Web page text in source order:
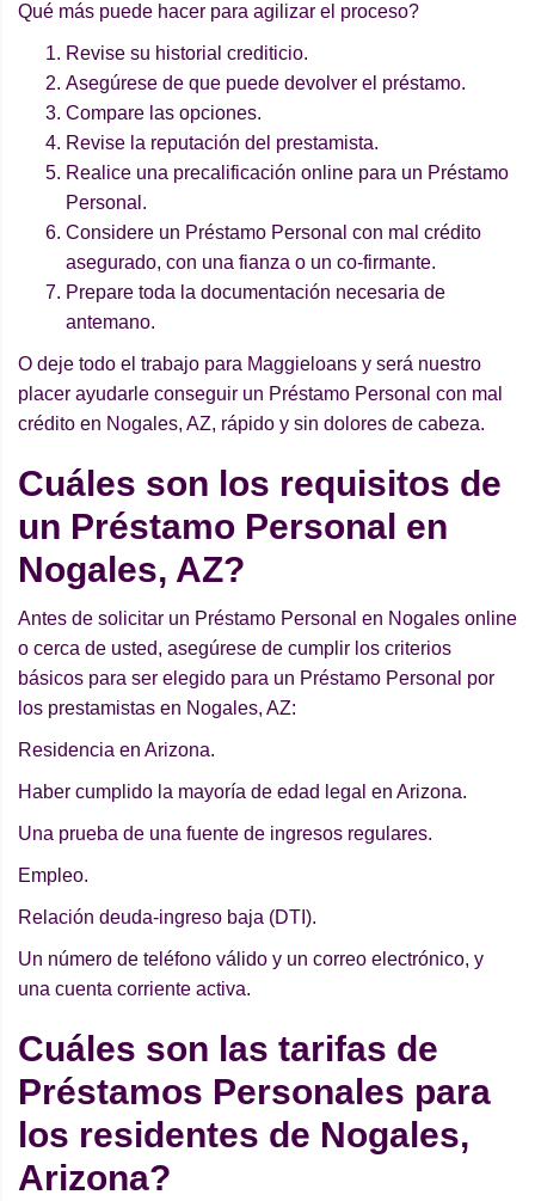
Qué más puede hacer para agilizar el proceso?
Revise su historial crediticio.
Asegúrese de que puede devolver el préstamo.
Compare las opciones.
Revise la reputación del prestamista.
Realice una precalificación online para un Préstamo
Personal.
Considere un Préstamo Personal con mal crédito
asegurado, con una fianza o un co-firmante.
Prepare toda la documentación necesaria de
antemano.
O deje todo el trabajo para Maggieloans y será nuestro
placer ayudarle conseguir un Préstamo Personal con mal
crédito en Nogales, AZ, rápido y sin dolores de cabeza.
Cuáles son los requisitos de
un Préstamo Personal en
Nogales, AZ?
Antes de solicitar un Préstamo Personal en Nogales online
o cerca de usted, asegúrese de cumplir los criterios
básicos para ser elegido para un Préstamo Personal por
los prestamistas en Nogales, AZ:
Residencia en Arizona.
Haber cumplido la mayoría de edad legal en Arizona.
Una prueba de una fuente de ingresos regulares.
Empleo.
Relación deuda-ingreso baja (DTI).
Un número de teléfono válido y un correo electrónico, y
una cuenta corriente activa.
Cuáles son las tarifas de
Préstamos Personales para
los residentes de Nogales,
Arizona?